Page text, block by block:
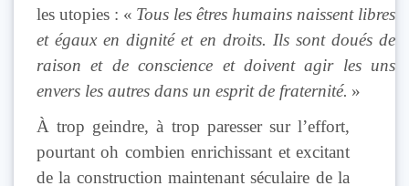
les utopies : « Tous les êtres humains naissent libres
et égaux en dignité et en droits. Ils sont doués de
raison et de conscience et doivent agir les uns
envers les autres dans un esprit de fraternité. »
À trop geindre, à trop paresser sur l’effort,
pourtant oh combien enrichissant et excitant
de la construction maintenant séculaire de la